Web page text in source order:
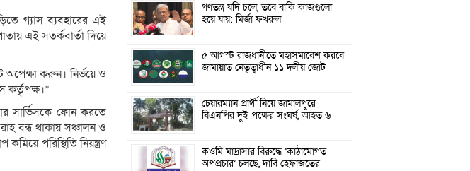
গ্যাস ব্যবহারের এই
এই সতর্কবার্তা দিয়ে
অপেক্ষা করুন। নির্ভয়ে ও
কর্তৃপক্ষ।”
সার্ভিসকে ফোন করতে
বন্ধ থাকায় সঞ্চালন ও
পরিস্থিতি নিয়ন্ত্রণ
গণতন্ত্র যদি চলে, তবে বাকি কাজগুলো
হয়ে যায়: মির্জা ফখরুল
৫ আগস্ট রাজধানীতে মহাসমাবেশ করবে
জামায়াত নেতৃত্বাধীন ১১ দলীয় জোট
চেয়ারম্যান প্রার্থী নিয়ে জামালপুরে
বিএনপির দুই পক্ষের সংঘর্ষ, আহত ৬
কওমি মাদ্রাসার বিরুদ্ধে ‘কাঠামোগত
অপপ্রচার’ চলছে, দাবি হেফাজতের